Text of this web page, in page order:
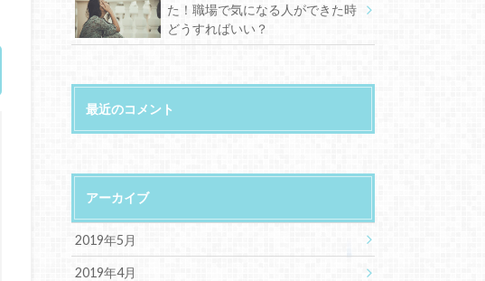
た！職場で気になる人ができた時
どうすればいい？
最近のコメント
アーカイブ
2019年5月
2019年4月